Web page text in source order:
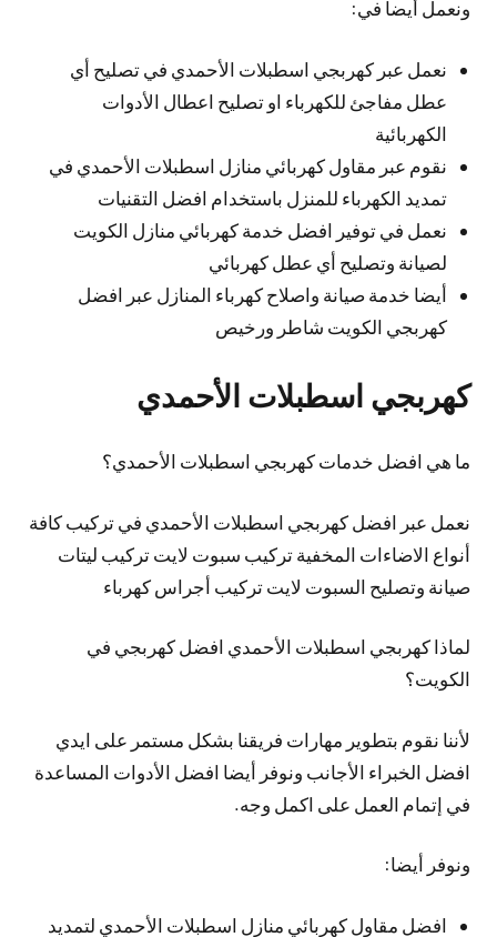
ونعمل أيضا في:
نعمل عبر كهربجي اسطبلات الأحمدي في تصليح أي
عطل مفاجئ للكهرباء او تصليح اعطال الأدوات
الكهربائية
نقوم عبر مقاول كهربائي منازل اسطبلات الأحمدي في
تمديد الكهرباء للمنزل باستخدام افضل التقنيات
نعمل في توفير افضل خدمة كهربائي منازل الكويت
لصيانة وتصليح أي عطل كهربائي
أيضا خدمة صيانة واصلاح كهرباء المنازل عبر افضل
كهربجي الكويت شاطر ورخيص
كهربجي اسطبلات الأحمدي
ما هي افضل خدمات كهربجي اسطبلات الأحمدي؟
نعمل عبر افضل كهربجي اسطبلات الأحمدي في تركيب كافة
أنواع الاضاءات المخفية تركيب سبوت لايت تركيب ليتات
صيانة وتصليح السبوت لايت تركيب أجراس كهرباء
لماذا كهربجي اسطبلات الأحمدي افضل كهربجي في
الكويت؟
لأننا نقوم بتطوير مهارات فريقنا بشكل مستمر على ايدي
افضل الخبراء الأجانب ونوفر أيضا افضل الأدوات المساعدة
في إتمام العمل على اكمل وجه.
ونوفر أيضا:
افضل مقاول كهربائي منازل اسطبلات الأحمدي لتمديد